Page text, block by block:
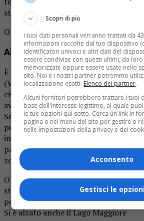
stradali.
Ordinanza di sgombero auto a
Alta Valsesia isolata
È allarme per il maltempo nel
(Vercelli), dove amministrazione
civile, Croce rossa, carabinieri e polizia
avvertito i residenti della potenziale
Sesia durante la notte. Il sindaco
pubblicato un’ordinanza di sgombero
interessata attorno al fiume e ha
palestre per chi volesse lasciare casa
zona di rischio per la notte.
Oltre a tutti i ponti sul Sesia, e alla
strade da Varallo all’Alta Valle, dalle
ponte tra Quarona e Doccio.
Si è alzato anche il Lago Maggiore
Scopri di più
I tuoi dati personali verranno trattati da
informazioni raccolte dal tuo dispositivo
identificatori univoci e altri dati del
essere condivise con questi ultimi, da loro
memorizzate oppure essere usate nello
sito. Noi e i nostri partner potremmo
localizzazione esatti. Elenco dei partner.
Alcuni fornitori potrebbero trattare i tuoi
base dell'interesse legittimo, al quale
le tue opzioni qui sotto. Cerca un link in
pagina o nel menu del sito per gestire o
nelle impostazioni della privacy e dei
Acconsento
Gestisci le